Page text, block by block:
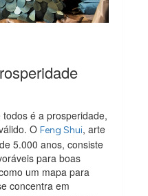
é a prosperidade,
OFeng Shui, arte
5.000 anos, consiste
para boas
um mapa para
concentra em